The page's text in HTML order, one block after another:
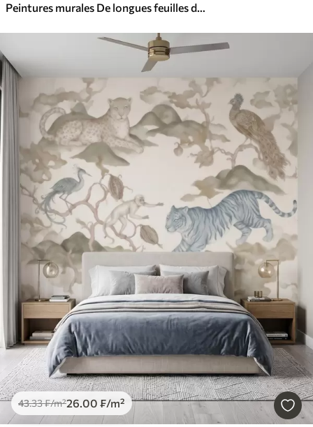
Peintures murales De longues feuilles de bananier
43.33₣/m²26.00 ₣/m²